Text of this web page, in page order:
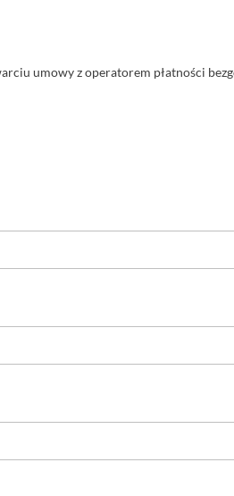
umowy z operatorem płatności